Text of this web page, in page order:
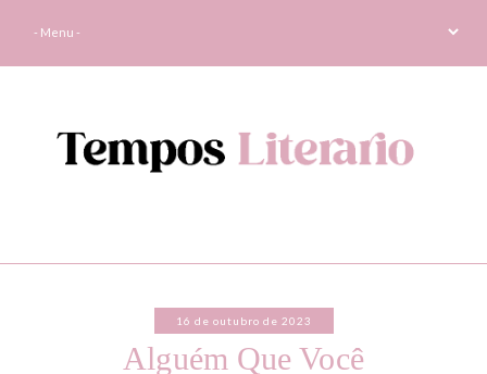
16 de outubro de 2023
Alguém Que Você